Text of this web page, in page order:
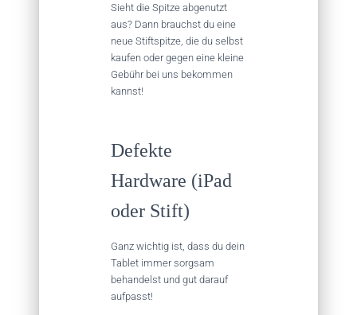
Sieht die Spitze abgenutzt
aus? Dann brauchst du eine
neue Stiftspitze, die du selbst
kaufen oder gegen eine kleine
Gebühr bei uns bekommen
kannst!
Defekte
Hardware (iPad
oder Stift)
Ganz wichtig ist, dass du dein
Tablet immer sorgsam
behandelst und gut darauf
aufpasst!